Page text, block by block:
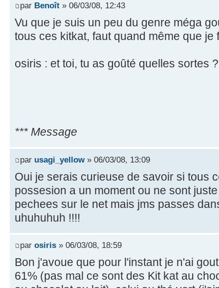
par Benoît » 06/03/08, 12:43
Vu que je suis un peu du genre méga
tous ces kitkat, faut quand même que je
osiris : et toi, tu as goûté quelles sortes ?
*** Message
par usagi_yellow» 06/03/08, 13:09
Oui je serais curieuse de savoir si tous
possesion a un moment ou ne sont
pechees sur le net mais jms passes
uhuhuhuh !!!!
par osiris » 06/03/08, 18:59
Bon j'avoue que pour l'instant je n'ai
61% (pas mal ce sont des Kit kat au